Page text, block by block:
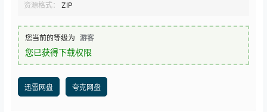
资源格式：
ZIP
您当前的等级为 游客
您已获得下载权限
迅雷网盘 夸克网盘